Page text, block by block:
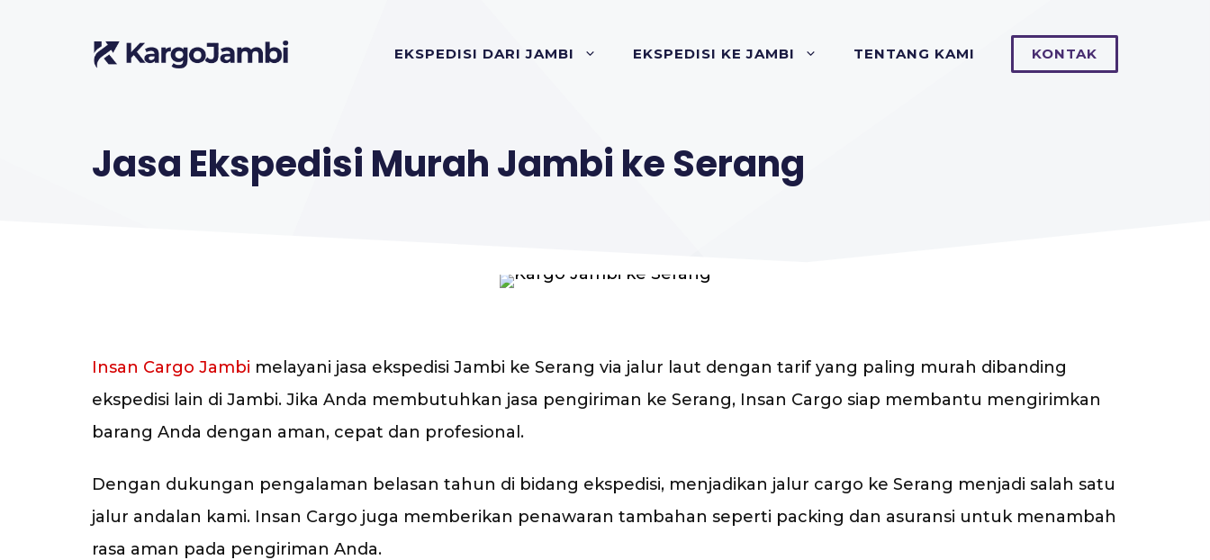
EKSPEDISI DARI JAMBI EKSPEDISI KE JAMBI TENTANG KAMI KONTAK
Jasa Ekspedisi Murah Jambi ke Serang
Insan Cargo Jambi melayani jasa ekspedisi Jambi ke Serang via jalur laut dengan tarif yang paling murah dibanding
ekspedisi lain di Jambi. Jika Anda membutuhkan jasa pengiriman ke Serang, Insan Cargo siap membantu mengirimkan
barang Anda dengan aman, cepat dan profesional.
Dengan dukungan pengalaman belasan tahun di bidang ekspedisi, menjadikan jalur cargo ke Serang menjadi salah satu
jalur andalan kami. Insan Cargo juga memberikan penawaran tambahan seperti packing dan asuransi untuk menambah
rasa aman pada pengiriman Anda.